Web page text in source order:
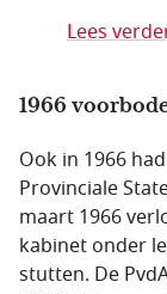
Lees
1966
Ook in 1966
Provinciale
maart 1966
kabinet onder
stutten. De